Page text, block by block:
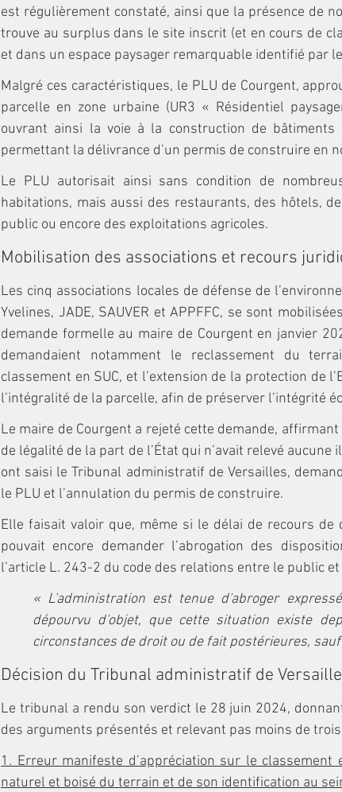
est régulièrement constaté, ainsi que la présence de
trouve au surplus dans le site inscrit (et en cours de
et dans un espace paysager remarquable identifié par
Malgré ces caractéristiques, le PLU de Courgent,
parcelle en zone urbaine (UR3 « Résidentiel
ouvrant ainsi la voie à la construction de bâtiments
permettant la délivrance d’un permis de construire en
Le PLU autorisait ainsi sans condition de
habitations, mais aussi des restaurants, des hôtels,
public ou encore des exploitations agricoles.
Mobilisation des associations et recours
Les cinq associations locales de défense de
Yvelines, JADE, SAUVER et APPFFC, se sont
demande formelle au maire de Courgent en janvier
demandaient notamment le reclassement du
classement en SUC, et l’extension de la protection de
l’intégralité de la parcelle, afin de préserver l’intégrité
Le maire de Courgent a rejeté cette demande,
de légalité de la part de l’État qui n’avait relevé
ont saisi le Tribunal administratif de Versailles,
le PLU et l’annulation du permis de construire.
Elle faisait valoir que, même si le délai de recours de
pouvait encore demander l’abrogation des
l’article L. 243-2 du code des relations entre le public
« L'administration est tenue d'abroger
dépourvu d'objet, que cette situation existe
circonstances de droit ou de fait postérieures,
Décision du Tribunal administratif de
Le tribunal a rendu son verdict le 28 juin 2024,
des arguments présentés et relevant pas moins de
1. Erreur manifeste d’appréciation sur le
naturel et boisé du terrain et de son identification au